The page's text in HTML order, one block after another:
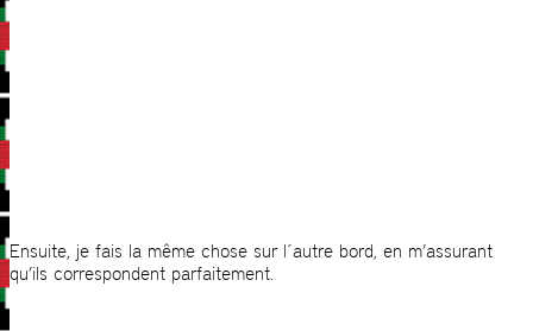
Ensuite, je fais la même chose sur l´autre bord, en m’assurant
qu’ils correspondent parfaitement.